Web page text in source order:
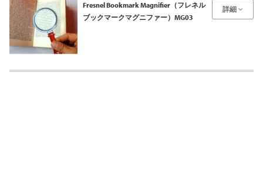
Fresnel Bookmark Magnifier（フレネル
ブックマークマグニファー）MG03
詳細